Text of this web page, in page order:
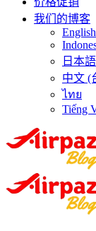
我们的博客
English
日本語
中文 (
ไทย
Tiếng